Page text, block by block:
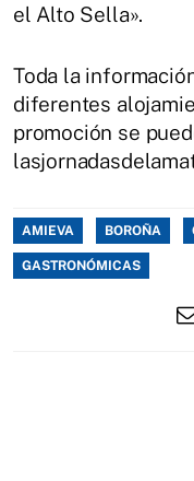
el Alto Sella».
Toda la
diferentes
promoción se
AMIEVA BOROÑA
GASTRONÓMICAS